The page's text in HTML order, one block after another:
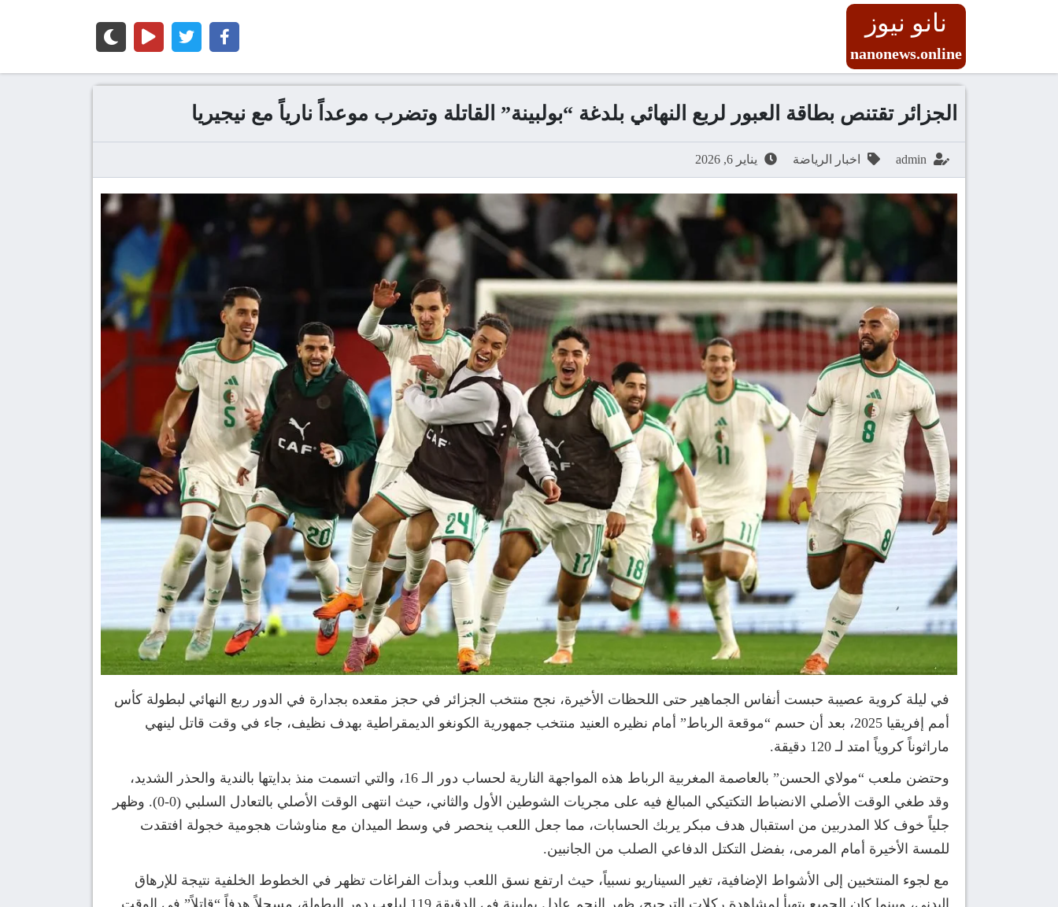
نانو نيوز
nanonews.online
الجزائر تقتنص بطاقة العبور لربع النهائي بلدغة “بولبينة” القاتلة وتضرب موعداً نارياً مع نيجيريا
admin اخبار الرياضة يناير 6, 2026
في ليلة كروية عصيبة حبست أنفاس الجماهير حتى اللحظات الأخيرة، نجح منتخب الجزائر في حجز مقعده بجدارة في الدور ربع النهائي لبطولة كأس
أمم إفريقيا 2025، بعد أن حسم “موقعة الرباط” أمام نظيره العنيد منتخب جمهورية الكونغو الديمقراطية بهدف نظيف، جاء في وقت قاتل لينهي
ماراثوناً كروياً امتد لـ 120 دقيقة.
وحتضن ملعب “مولاي الحسن” بالعاصمة المغربية الرباط هذه المواجهة النارية لحساب دور الـ 16، والتي اتسمت منذ بدايتها بالندية والحذر الشديد،
وقد طغي الوقت الأصلي الانضباط التكتيكي المبالغ فيه على مجريات الشوطين الأول والثاني، حيث انتهى الوقت الأصلي بالتعادل السلبي (0-0). وظهر
جلياً خوف كلا المدربين من استقبال هدف مبكر يربك الحسابات، مما جعل اللعب ينحصر في وسط الميدان مع مناوشات هجومية خجولة افتقدت
للمسة الأخيرة أمام المرمى، بفضل التكتل الدفاعي الصلب من الجانبين.
مع لجوء المنتخبين إلى الأشواط الإضافية، تغير السيناريو نسبياً، حيث ارتفع نسق اللعب وبدأت الفراغات تظهر في الخطوط الخلفية نتيجة للإرهاق
البدني، وبينما كان الجميع يتهيأ لمشاهدة ركلات الترجيح، ظهر النجم عادل بولبينة في الدقيقة 119 ليلعب دور البطولة، مسجلاً هدفاً “قاتلاً” في الوقت